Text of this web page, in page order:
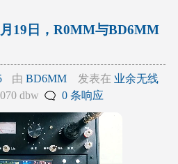
19日，R0MM与BD6MM
由BD6MM 发表在 业余无线
dbw 0 条响应